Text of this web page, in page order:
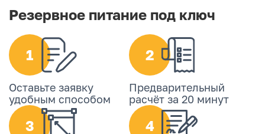
Резервное питание под ключ
1
Оставьте заявку
удобным способом
2
Предварительный
расчёт за 20 минут
3 4